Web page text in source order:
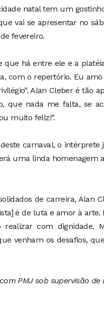
natal tem um
vai se apresentar no
fevereiro.
que há entre ele e a
com o repertório. Eu
Alan Cleber é tão
que nada me falta, se
muito feliz!”.
carnaval, o
uma linda homenagem
de carreira, Alan
é de luta e amor à
com dignidade.
venham os desafios,
PMJ sob supervisão de